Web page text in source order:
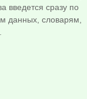
введется сразу по
данных, словарям,